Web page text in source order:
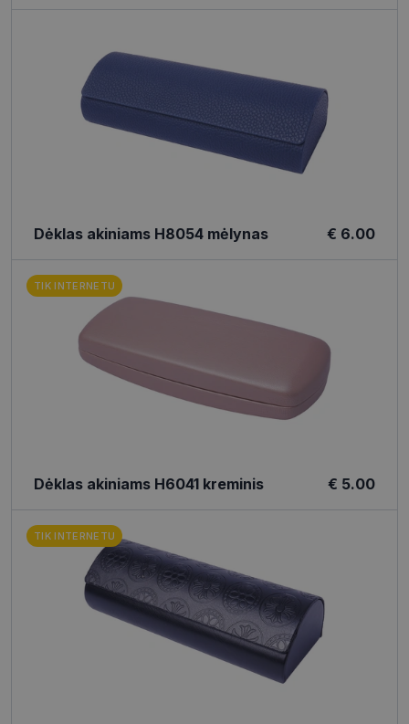
Dėklas akiniams H8054 mėlynas € 6.00
TIK INTERNETU
Dėklas akiniams H6041 kreminis € 5.00
TIK INTERNETU